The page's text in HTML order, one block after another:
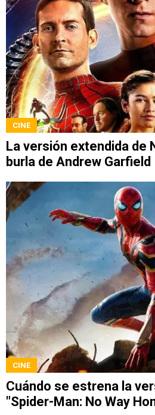
CINE
La versión extendida de
burla de Andrew Garfield
CINE
Cuándo se estrena la
"Spider-Man: No Way